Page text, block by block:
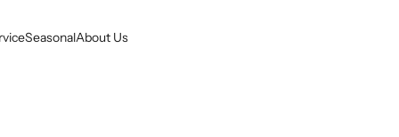
SeasonalAbout Us